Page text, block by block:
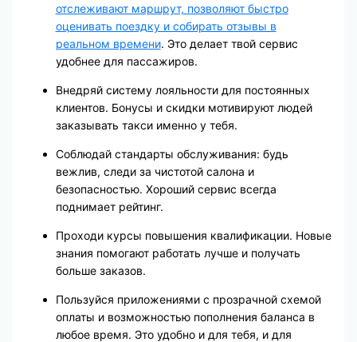
отслеживают маршрут, позволяют быстро
оценивать поездку и собирать отзывы в
реальном времени. Это делает твой сервис
удобнее для пассажиров.
Внедряй систему лояльности для постоянных
клиентов. Бонусы и скидки мотивируют людей
заказывать такси именно у тебя.
Соблюдай стандарты обслуживания: будь
вежлив, следи за чистотой салона и
безопасностью. Хороший сервис всегда
поднимает рейтинг.
Проходи курсы повышения квалификации. Новые
знания помогают работать лучше и получать
больше заказов.
Пользуйся приложениями с прозрачной схемой
оплаты и возможностью пополнения баланса в
любое время. Это удобно и для тебя, и для